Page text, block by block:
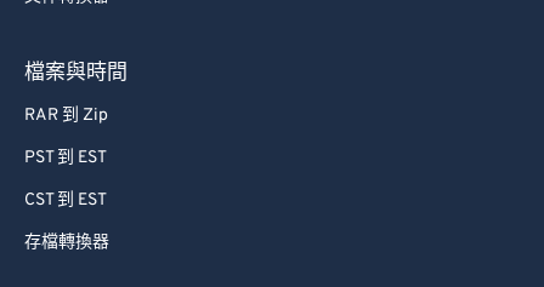
檔案與時間
RAR 到 Zip
PST 到 EST
CST 到 EST
存檔轉換器